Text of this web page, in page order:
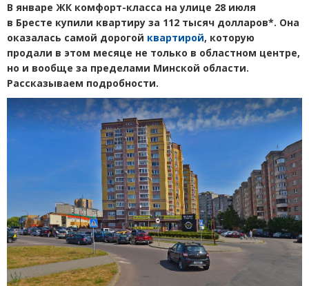
В январе ЖК комфорт-класса на улице 28 июля
в Бресте купили квартиру за 112 тысяч долларов*. Она
оказалась самой дорогой квартирой, которую
продали в этом месяце не только в областном центре,
но и вообще за пределами Минской области.
Рассказываем подробности.